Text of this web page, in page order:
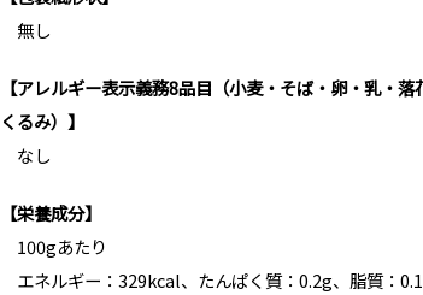
無し
【アレルギー表示義務8品目（小麦・そば・卵・乳・落
くるみ）】
なし
【栄養成分】
100gあたり
エネルギー：329kcal、たんぱく質：0.2g、脂質：